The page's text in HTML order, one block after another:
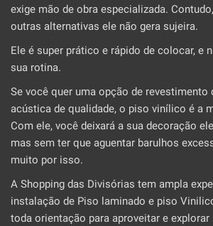
exige mão de obra especializada.
outras alternativas ele não gera sujeira.
Ele é super prático e rápido de colocar, e
sua rotina.
Se você quer uma opção de revestimento
acústica de qualidade, o piso vinílico é a
Com ele, você deixará a sua decoração
mas sem ter que aguentar barulhos
muito por isso.
A Shopping das Divisórias tem ampla
instalação de Piso laminado e piso
toda orientação para aproveitar e